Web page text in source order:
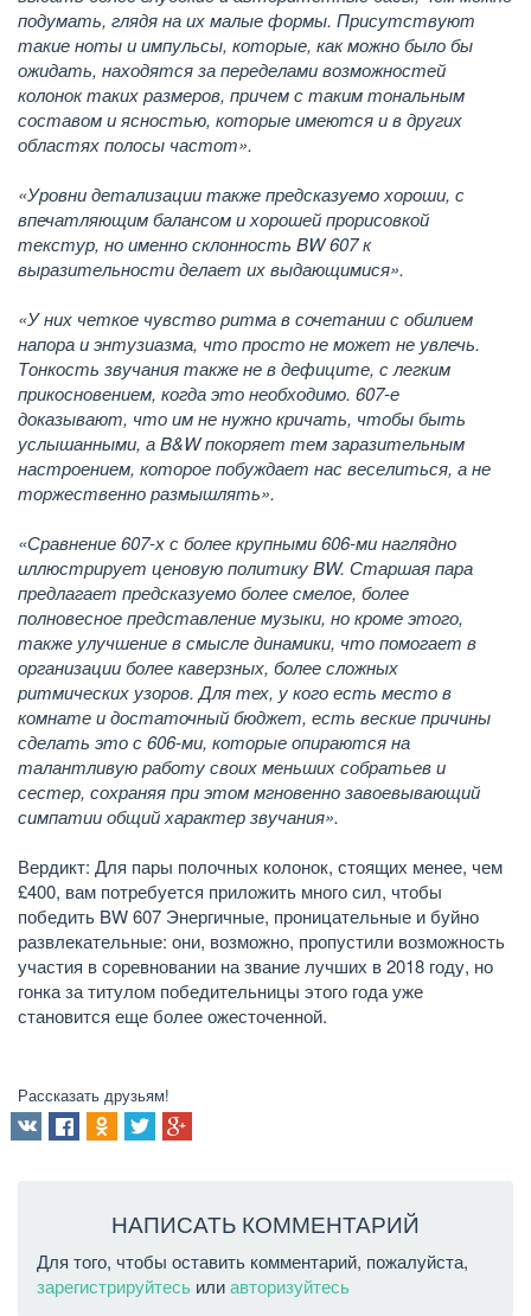
подумать, глядя на их малые формы. Присутствуют
такие ноты и импульсы, которые, как можно было бы
ожидать, находятся за переделами возможностей
колонок таких размеров, причем с таким тональным
составом и ясностью, которые имеются и в других
областях полосы частот».
«Уровни детализации также предсказуемо хороши, с
впечатляющим балансом и хорошей прорисовкой
текстур, но именно склонность BW 607 к
выразительности делает их выдающимися».
«У них четкое чувство ритма в сочетании с обилием
напора и энтузиазма, что просто не может не увлечь.
Тонкость звучания также не в дефиците, с легким
прикосновением, когда это необходимо. 607-е
доказывают, что им не нужно кричать, чтобы быть
услышанными, а B&W покоряет тем заразительным
настроением, которое побуждает нас веселиться, а не
торжественно размышлять».
«Сравнение 607-х с более крупными 606-ми наглядно
иллюстрирует ценовую политику BW. Старшая пара
предлагает предсказуемо более смелое, более
полновесное представление музыки, но кроме этого,
также улучшение в смысле динамики, что помогает в
организации более каверзных, более сложных
ритмических узоров. Для тех, у кого есть место в
комнате и достаточный бюджет, есть веские причины
сделать это с 606-ми, которые опираются на
талантливую работу своих меньших собратьев и
сестер, сохраняя при этом мгновенно завоевывающий
симпатии общий характер звучания».
Вердикт: Для пары полочных колонок, стоящих менее, чем
£400, вам потребуется приложить много сил, чтобы
победить BW 607 Энергичные, проницательные и буйно
развлекательные: они, возможно, пропустили возможность
участия в соревновании на звание лучших в 2018 году, но
гонка за титулом победительницы этого года уже
становится еще более ожесточенной.
Рассказать друзьям!
НАПИСАТЬ КОММЕНТАРИЙ
Для того, чтобы оставить комментарий, пожалуйста,
зарегистрируйтесь илиавторизуйтесь